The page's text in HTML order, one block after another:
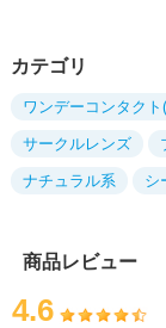
カテゴリ
ワンデーコンタク
サークルレンズ
ナチュラル系 シ
商品レビュー
4.6